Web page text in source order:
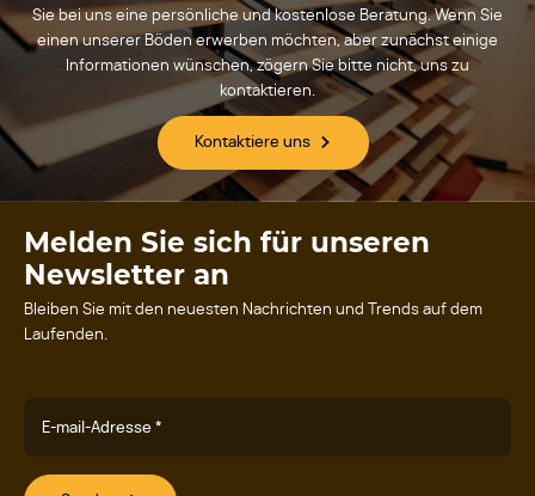
Sie bei uns eine persönliche und kostenlose Beratung. Wenn Sie
einen unserer Böden erwerben möchten, aber zunächst einige
Informationen wünschen, zögern Sie bitte nicht, uns zu
kontaktieren.
Kontaktiere uns
Melden Sie sich für unseren
Newsletter an
Bleiben Sie mit den neuesten Nachrichten und Trends auf dem
Laufenden.
E-mail-Adresse *